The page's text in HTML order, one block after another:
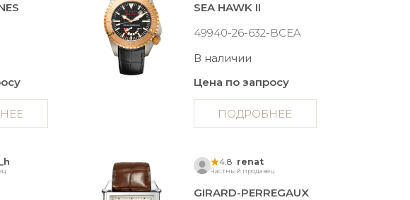
SEA HAWK II
49940-26-632-BCEA
В наличии
Цена по запросу
ПОДРОБНЕЕ
4.8 renat
Частный продавец
GIRARD-PERREGAUX